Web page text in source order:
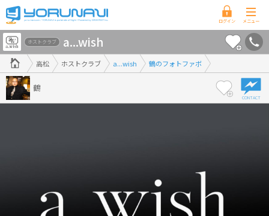
香
川
県
版
高松 ホストクラブ a...wish 鶴のフォトファボ
ホストクラブ a...wish
鶴